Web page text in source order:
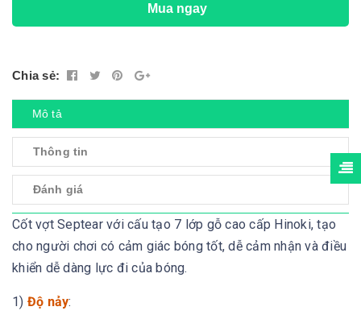
Mua ngay
Chia sẻ:
Mô tả
Thông tin
Đánh giá
Cốt vợt Septear với cấu tạo 7 lớp gỗ cao cấp Hinoki, tạo
cho người chơi có cảm giác bóng tốt, dễ cảm nhận và điều
khiển dễ dàng lực đi của bóng.
1) Độ nảy: